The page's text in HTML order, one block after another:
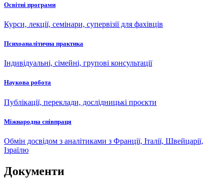
Освітні програми
Курси, лекції, семінари, супервізії для фахівців
Психоаналітична практика
Індивідуальні, сімейні, групові консультації
Наукова робота
Публікації, переклади, дослідницькі проєкти
Міжнародна співпраця
Обмін досвідом з аналітиками з Франції, Італії, Швейцарії,
Ізраїлю
Документи